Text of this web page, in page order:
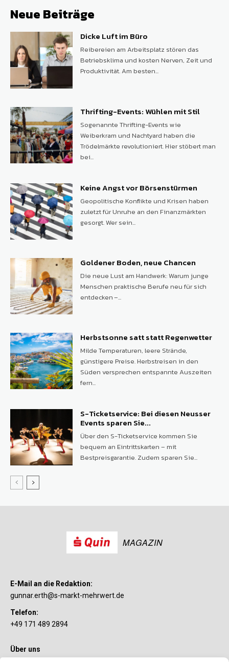
Neue Beiträge
Dicke Luft im Büro
Reibereien am Arbeitsplatz stören das
Betriebsklima und kosten Nerven, Zeit und
Produktivität. Am besten...
Thrifting-Events: Wühlen mit Stil
Sogenannte Thrifting-Events wie
Weiberkram und Nachtyard haben die
Trödelmärkte revolutioniert. Hier stöbert man
bei...
Keine Angst vor Börsenstürmen
Geopolitische Konflikte und Krisen haben
zuletzt für Unruhe an den Finanzmärkten
gesorgt. Wer sein...
Goldener Boden, neue Chancen
Die neue Lust am Handwerk: Warum junge
Menschen praktische Berufe neu für sich
entdecken –...
Herbstsonne satt statt Regenwetter
Milde Temperaturen, leere Strände,
günstigere Preise. Herbstreisen in den
Süden versprechen entspannte Auszeiten
fern...
S-Ticketservice: Bei diesen Neusser
Events sparen Sie...
Über den S-Ticketservice kommen Sie
bequem an Eintrittskarten – mit
Bestpreisgarantie. Zudem sparen Sie...
MAGAZIN
E-Mail an die Redaktion:
gunnar.erth@s-markt-mehrwert.de
Telefon:
+49 171 489 2894
Über uns